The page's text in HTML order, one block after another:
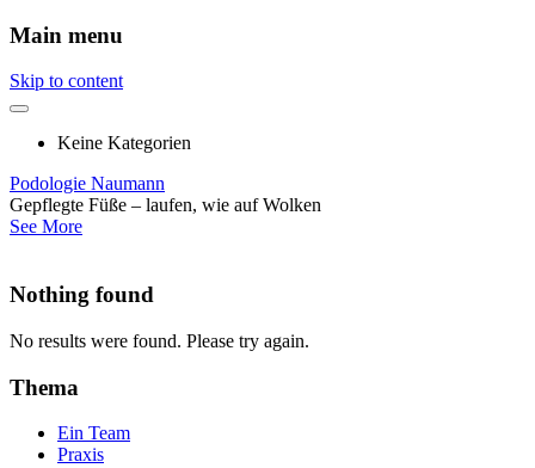
Main menu
Skip to content
Keine Kategorien
Podologie Naumann
Gepflegte Füße – laufen, wie auf Wolken
See More
Nothing found
No results were found. Please try again.
Thema
Ein Team
Praxis